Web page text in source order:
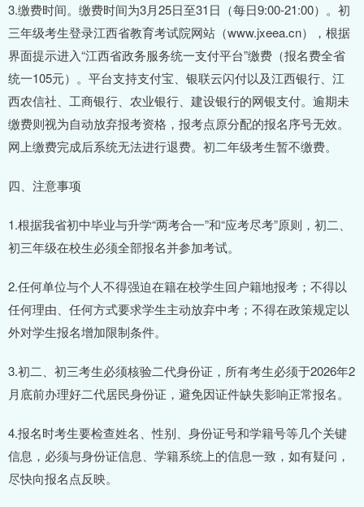
3.缴费时间。缴费时间为3月25日至31日（每日9:00-21:00）。初
三年级考生登录江西省教育考试院网站（www.jxeea.cn），根据
界面提示进入“江西省政务服务统一支付平台”缴费（报名费全省
统一105元）。平台支持支付宝、银联云闪付以及江西银行、江
西农信社、工商银行、农业银行、建设银行的网银支付。逾期未
缴费则视为自动放弃报考资格，报考点原分配的报名序号无效。
网上缴费完成后系统无法进行退费。初二年级考生暂不缴费。
四、注意事项
1.根据我省初中毕业与升学“两考合一”和“应考尽考”原则，初二、
初三年级在校生必须全部报名并参加考试。
2.任何单位与个人不得强迫在籍在校学生回户籍地报考；不得以
任何理由、任何方式要求学生主动放弃中考；不得在政策规定以
外对学生报名增加限制条件。
3.初二、初三考生必须核验二代身份证，所有考生必须于2026年2
月底前办理好二代居民身份证，避免因证件缺失影响正常报名。
4.报名时考生要检查姓名、性别、身份证号和学籍号等几个关键
信息，必须与身份证信息、学籍系统上的信息一致，如有疑问，
尽快向报名点反映。